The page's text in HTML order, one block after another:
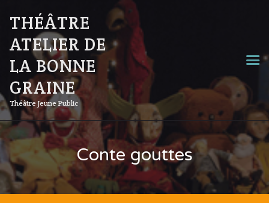
THÉÂTRE
ATELIER DE
LA BONNE
GRAINE
Théâtre Jeune Public
Conte gouttes